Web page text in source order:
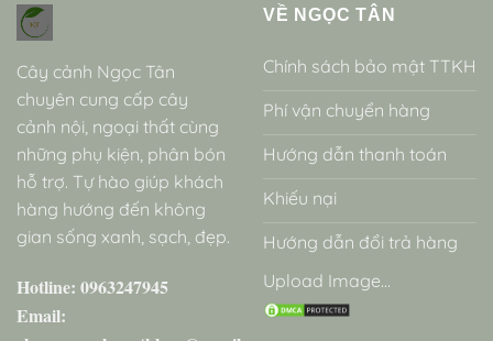
Cây cảnh Ngọc Tân
chuyên cung cấp cây
cảnh nội, ngoại thất cùng
những phụ kiện, phân bón
hỗ trợ. Tự hào giúp khách
hàng hướng đến không
gian sống xanh, sạch, đẹp.
Hotline: 0963247945
Email:
VỀ NGỌC TÂN
Chính sách bảo mật TTKH
Phí vận chuyển hàng
Hướng dẫn thanh toán
Khiếu nại
Hướng dẫn đổi trả hàng
Upload Image...